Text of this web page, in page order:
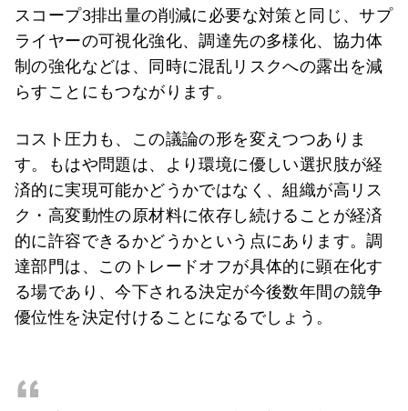
スコープ3排出量の削減に必要な対策と同じ、サプ
ライヤーの可視化強化、調達先の多様化、協力体
制の強化などは、同時に混乱リスクへの露出を減
らすことにもつながります。
コスト圧力も、この議論の形を変えつつありま
す。もはや問題は、より環境に優しい選択肢が経
済的に実現可能かどうかではなく、組織が高リス
ク・高変動性の原材料に依存し続けることが経済
的に許容できるかどうかという点にあります。調
達部門は、このトレードオフが具体的に顕在化す
る場であり、今下される決定が今後数年間の競争
優位性を決定付けることになるでしょう。